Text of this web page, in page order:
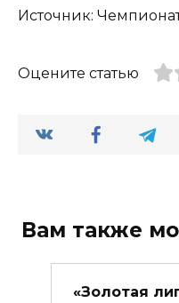
Источник:
Оцените статью
Вам также
«Золотая